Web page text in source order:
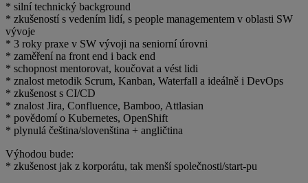
* silní technický background
* zkušeností s vedením lidí, s people managementem v oblasti SW
vývoje
* 3 roky praxe v SW vývoji na seniorní úrovni
* zaměření na front end i back end
* schopnost mentorovat, koučovat a vést lidi
* znalost metodik Scrum, Kanban, Waterfall a ideálně i DevOps
* zkušenost s CI/CD
* znalost Jira, Confluence, Bamboo, Attlasian
* povědomí o Kubernetes, OpenShift
* plynulá čeština/slovenština + angličtina
Výhodou bude:
* zkušenost jak z korporátu, tak menší společnosti/start-pu